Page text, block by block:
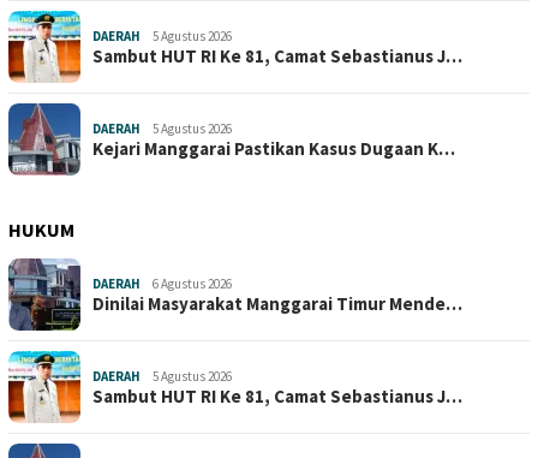
DAERAH 5 Agustus 2026
Sambut HUT RI Ke 81, Camat Sebastianus J…
DAERAH 5 Agustus 2026
Kejari Manggarai Pastikan Kasus Dugaan K…
HUKUM
DAERAH 6 Agustus 2026
Dinilai Masyarakat Manggarai Timur Mende…
DAERAH 5 Agustus 2026
Sambut HUT RI Ke 81, Camat Sebastianus J…